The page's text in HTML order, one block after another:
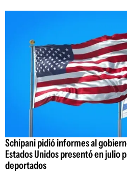
Schipani pidió informes al
Estados Unidos presentó en julio
deportados